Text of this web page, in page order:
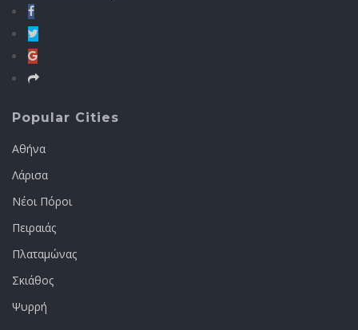
Popular Cities
Αθήνα
Λάρισα
Νέοι Πόροι
Πειραιάς
Πλαταμώνας
Σκιάθος
Ψυρρή